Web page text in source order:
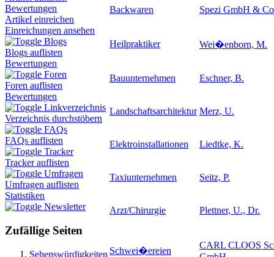
Bewertungen
Artikel einreichen
Einreichungen ansehen
Blogs
Blogs auflisten
Bewertungen
Foren
Foren auflisten
Bewertungen
Linkverzeichnis
Verzeichnis durchstöbern
FAQs
FAQs auflisten
Tracker
Tracker auflisten
Umfragen
Umfragen auflisten
Statistiken
Newsletter
Zufällige Seiten
Sehenswürdigkeiten
Backwaren Spezi GmbH &
Heilpraktiker Wei�enborn, M.
Bauunternehmen Eschner, B.
Landschaftsarchitektur Merz, U.
Elektroinstallationen Liedtke, K.
Taxiunternehmen Seitz, P.
Arzt/Chirurgie Plettner, U., Dr.
Schwei�ereien
CARL CLOOS